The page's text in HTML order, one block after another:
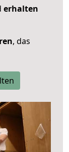
erhalten
, das